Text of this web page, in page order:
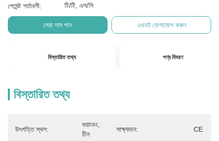
পেমেন্ট শর্তাবলী: টি/টি, এল/সি
সেরা দাম পান এখনই যোগাযোগ করুন
বিস্তারিত তথ্য পণ্য বিবরণ
বিস্তারিত তথ্য
উৎপত্তি স্থল:
গুয়াংডং,
চীন
সাক্ষ্যদান: CE